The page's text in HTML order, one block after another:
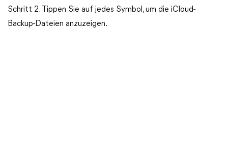
Schritt 2. Tippen Sie auf jedes Symbol, um die iCloud-
Backup-Dateien anzuzeigen.